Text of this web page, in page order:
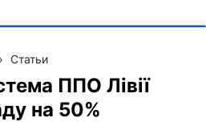
Статьи
ППО Лівії
на 50%